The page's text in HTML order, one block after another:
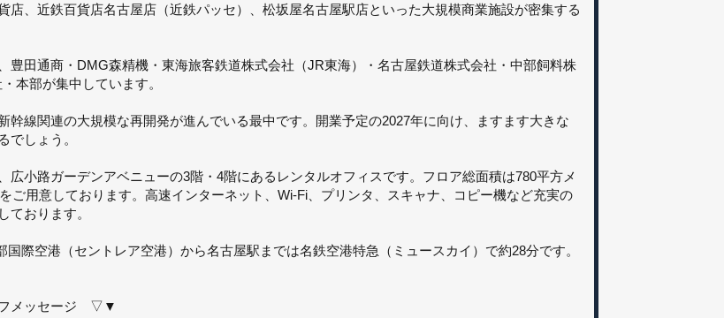
店、近鉄百貨店名古屋店（近鉄パッセ）、松坂屋名古屋駅店といった大規模商業施設が密集する
豊田通商・DMG森精機・東海旅客鉄道株式会社（JR東海）・名古屋鉄道株式会社・中部飼料株
本部が集中しています。
幹線関連の大規模な再開発が進んでいる最中です。開業予定の2027年に向け、ますます大きな
でしょう。
広小路ガーデンアベニューの3階・4階にあるレンタルオフィスです。フロア総面積は780平方メ
ご用意しております。高速インターネット、Wi-Fi、プリンタ、スキャナ、コピー機など充実の
ております。
際空港（セントレア空港）から名古屋駅までは名鉄空港特急（ミュースカイ）で約28分です。
フメッセージ ▽▼